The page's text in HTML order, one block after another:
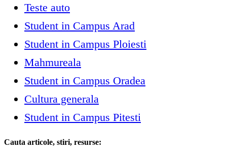
Teste auto
Student in Campus Arad
Student in Campus Ploiesti
Mahmureala
Student in Campus Oradea
Cultura generala
Student in Campus Pitesti
Cauta articole, stiri, resurse: